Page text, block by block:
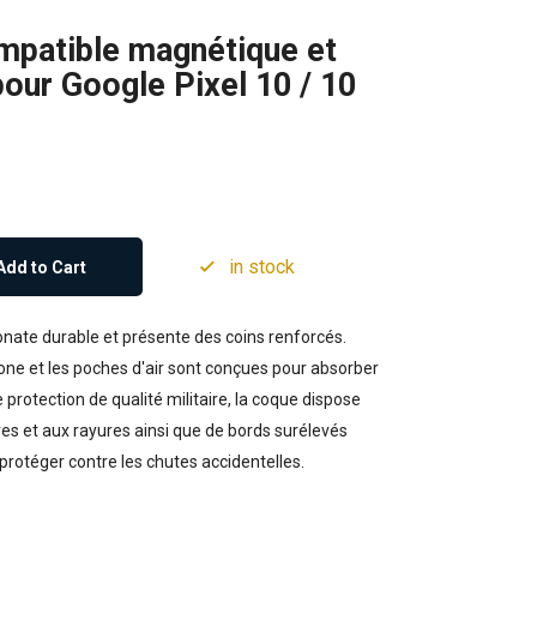
magnétique et
Google Pixel 10 / 10
to Cart in stock
durable et présente des coins renforcés.
et les poches d'air sont conçues pour absorber
de qualité militaire, la coque dispose
et aux rayures ainsi que de bords surélevés
contre les chutes accidentelles.